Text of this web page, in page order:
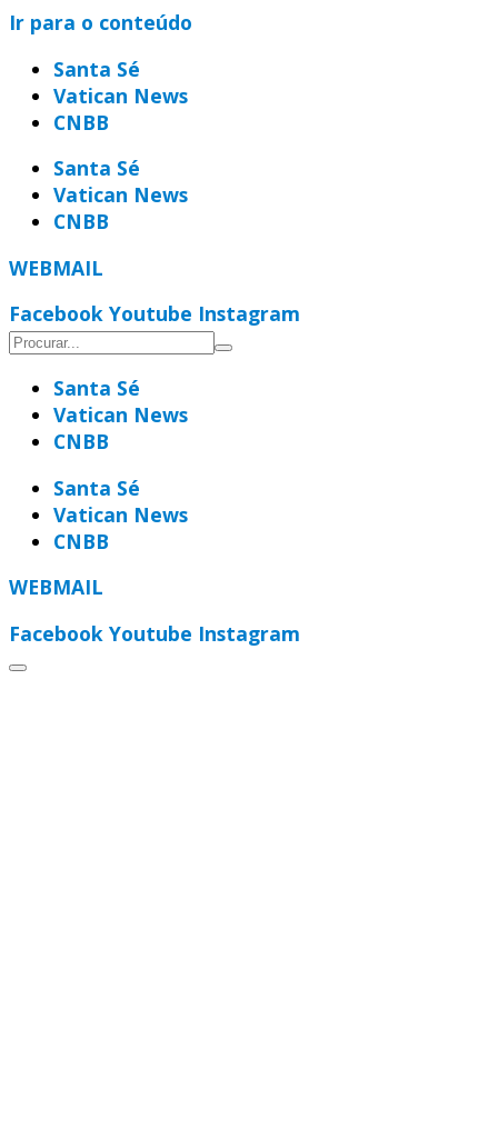
Ir para o conteúdo
Santa Sé
Vatican News
CNBB
Santa Sé
Vatican News
CNBB
WEBMAIL
Facebook Youtube Instagram
Santa Sé
Vatican News
CNBB
Santa Sé
Vatican News
CNBB
WEBMAIL
Facebook Youtube Instagram